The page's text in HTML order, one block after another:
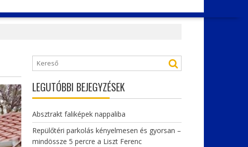
LEGUTÓBBI BEJEGYZÉSEK
Absztrakt faliképek nappaliba
Repülőtéri parkolás kényelmesen és gyorsan –
mindössze 5 percre a Liszt Ferenc